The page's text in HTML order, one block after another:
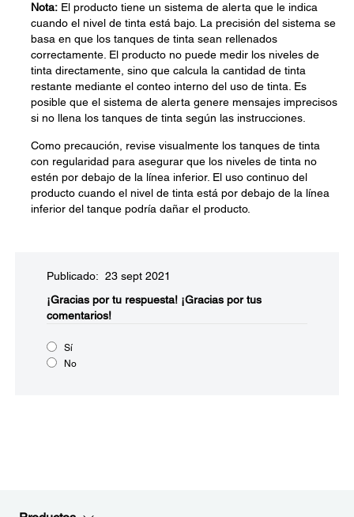
Nota: El producto tiene un sistema de alerta que le indica
cuando el nivel de tinta está bajo. La precisión del sistema se
basa en que los tanques de tinta sean rellenados
correctamente. El producto no puede medir los niveles de
tinta directamente, sino que calcula la cantidad de tinta
restante mediante el conteo interno del uso de tinta. Es
posible que el sistema de alerta genere mensajes imprecisos
si no llena los tanques de tinta según las instrucciones.
Como precaución, revise visualmente los tanques de tinta
con regularidad para asegurar que los niveles de tinta no
estén por debajo de la línea inferior. El uso continuo del
producto cuando el nivel de tinta está por debajo de la línea
inferior del tanque podría dañar el producto.
Publicado: 23 sept 2021
¡Gracias por tu respuesta! ¡Gracias por tus
comentarios!
Sí
No